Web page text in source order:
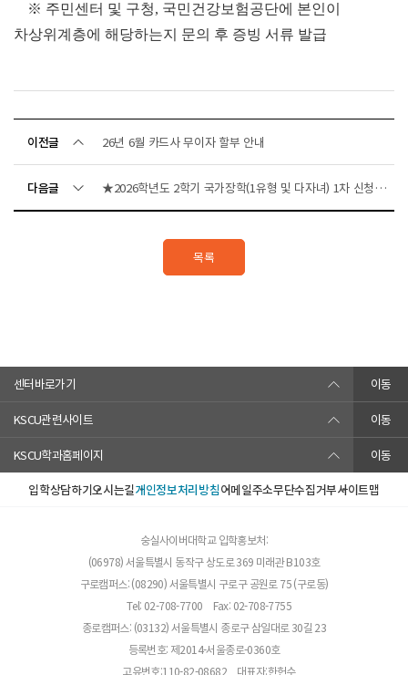
※ 주민센터 및 구청, 국민건강보험공단에 본인이
차상위계층에 해당하는지 문의 후 증빙 서류 발급
이전글 26년 6월 카드사 무이자 할부 안내
다음글 ★2026학년도 2학기 국가장학(1유형 및 다자녀) 1차 신청 안내(5.22~6.22 18까지)★
목록
센터바로가기 이동
KSCU관련사이트 이동
KSCU학과홈페이지
이동
입학상담하기오시는길개인정보처리방침이메일주소무단수집거부사이트맵
숭실사이버대학교 입학홍보처:
(06978) 서울특별시 동작구 상도로 369 미래관 B103호
구로캠퍼스: (08290) 서울특별시 구로구 공원로 75 (구로동)
Tel: 02-708-7700
Fax: 02-708-7755
종로캠퍼스: (03132) 서울특별시 종로구 삼일대로 30길 23
등록번호: 제2014-서울종로-0360호
고유번호:110-82-08682
대표자:한헌수